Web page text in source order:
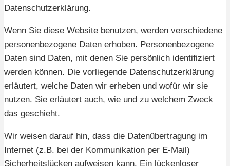
Datenschutzerklärung.
Wenn Sie diese Website benutzen, werden verschiedene
personenbezogene Daten erhoben. Personenbezogene
Daten sind Daten, mit denen Sie persönlich identifiziert
werden können. Die vorliegende Datenschutzerklärung
erläutert, welche Daten wir erheben und wofür wir sie
nutzen. Sie erläutert auch, wie und zu welchem Zweck
das geschieht.
Wir weisen darauf hin, dass die Datenübertragung im
Internet (z.B. bei der Kommunikation per E-Mail)
Sicherheitslücken aufweisen kann. Ein lückenloser